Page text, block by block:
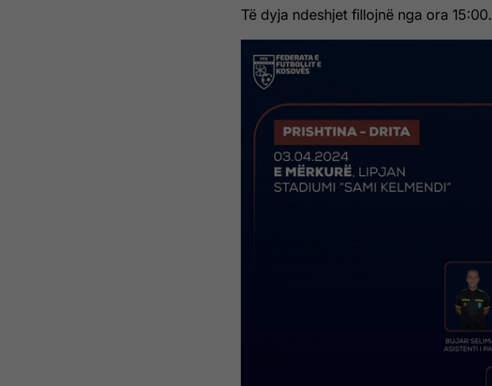
Të dyja ndeshjet fillojnë nga ora 15:00.